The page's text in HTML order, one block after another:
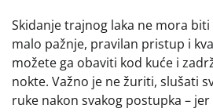
Skidanje trajnog laka ne mora
malo pažnje, pravilan pristup i
možete ga obaviti kod kuće i
nokte. Važno je ne žuriti, slušati
ruke nakon svakog postupka –